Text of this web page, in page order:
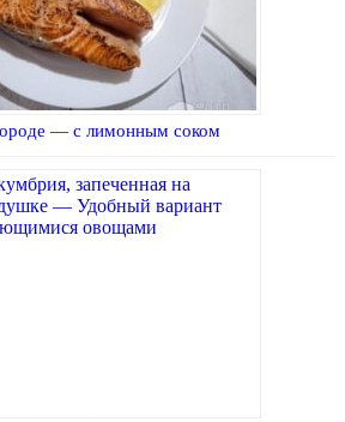
— с лимонным соком